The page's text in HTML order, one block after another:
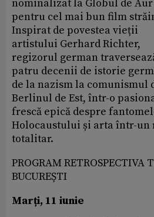
nominalizat la Globul de Aur
pentru cel mai bun film
Inspirat de povestea vieții
artistului Gerhard Richter,
regizorul german
patru decenii de istorie
de la nazism la comunismul
Berlinul de Est, într-o
frescă epică despre
Holocaustului și arta într-un
totalitar.
PROGRAM RETROSPECTIVA
BUCUREȘTI
Marți, 11 iunie